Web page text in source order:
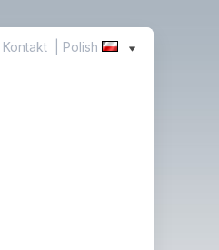
Kontakt | Polish